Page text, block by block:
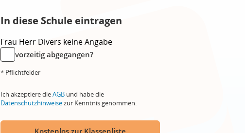
In diese Schule eintragen
Frau Herr Divers keine Angabe
vorzeitig abgegangen?
* Pflichtfelder
Ich akzeptiere dieAGB und habe die
Datenschutzhinweisezur Kenntnis genommen.
Kostenlos zur Klassenliste